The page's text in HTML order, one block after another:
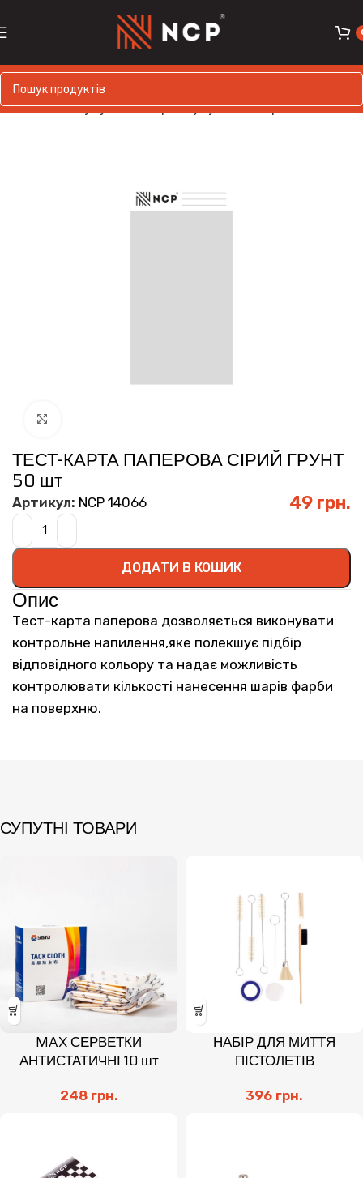
Головна Супутні товари Супутні матеріали Інше
ТЕСТ-КАРТА ПАПЕРОВА СІРИЙ ГРУНТ
50 шт
Артикул: NCP 14066 49 грн.
ДОДАТИ В КОШИК
Опис
Тест-карта паперова дозволяється виконувати
контрольне напилення,яке полекшує підбір
відповідного кольору та надає можливість
контролювати кількості нанесення шарів фарби
на поверхню.
СУПУТНІ ТОВАРИ
MAX СЕРВЕТКИ
АНТИСТАТИЧНІ 10 шт
248 грн.
НАБІР ДЛЯ МИТТЯ
ПІСТОЛЕТІВ
396 грн.